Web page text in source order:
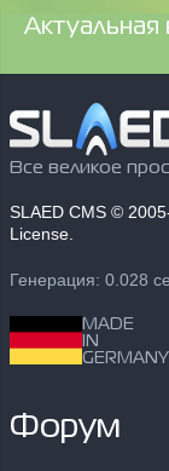
Aктуальная
Все великое
SLAED CMS ©
License.
Генерация: 0.028
MADE
IN
GERMANY
Форум